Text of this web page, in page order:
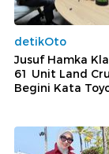
detikOto
Jusuf Hamka
61 Unit Land
Begini Kata